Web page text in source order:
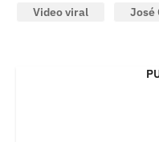
Video viral José